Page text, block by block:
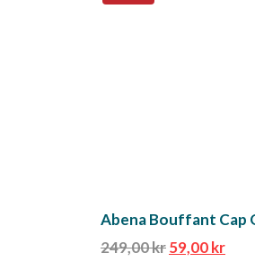
Abena Bouffant Cap
249,00kr59,00kr